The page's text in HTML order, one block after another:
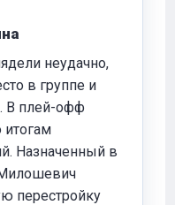
неудачно,
в группе и
В плей-офф
итогам
Назначенный в
перестройку